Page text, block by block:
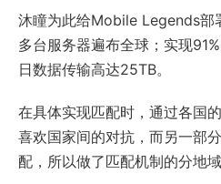
沐瞳为此给Mobile Legends部
多台服务器遍布全球；实现
日数据传输高达25TB。
在具体实现匹配时，通过各国
喜欢国家间的对抗，而另一部
配，所以做了匹配机制的分地域